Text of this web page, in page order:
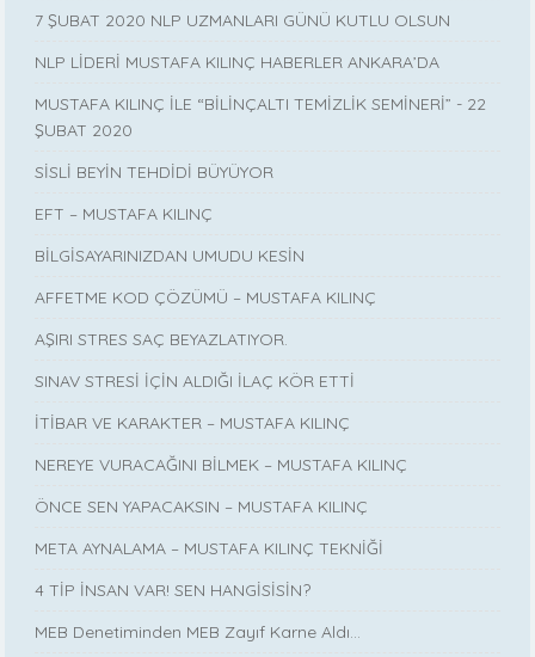
7 ŞUBAT 2020 NLP UZMANLARI GÜNÜ KUTLU OLSUN
NLP LİDERİ MUSTAFA KILINÇ HABERLER ANKARA’DA
MUSTAFA KILINÇ İLE “BİLİNÇALTI TEMİZLİK SEMİNERİ” - 22
ŞUBAT 2020
SİSLİ BEYİN TEHDİDİ BÜYÜYOR
EFT – MUSTAFA KILINÇ
BİLGİSAYARINIZDAN UMUDU KESİN
AFFETME KOD ÇÖZÜMÜ – MUSTAFA KILINÇ
AŞIRI STRES SAÇ BEYAZLATIYOR.
SINAV STRESİ İÇİN ALDIĞI İLAÇ KÖR ETTİ
İTİBAR VE KARAKTER – MUSTAFA KILINÇ
NEREYE VURACAĞINI BİLMEK – MUSTAFA KILINÇ
ÖNCE SEN YAPACAKSIN – MUSTAFA KILINÇ
META AYNALAMA – MUSTAFA KILINÇ TEKNİĞİ
4 TİP İNSAN VAR! SEN HANGİSİSİN?
MEB Denetiminden MEB Zayıf Karne Aldı…